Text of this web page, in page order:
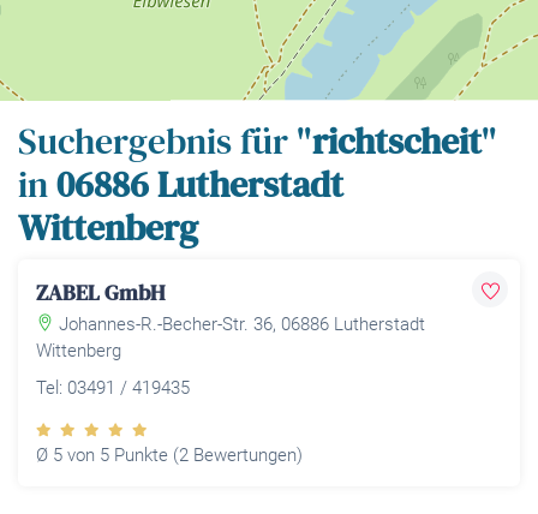
Suchergebnis für "richtscheit"
in06886 Lutherstadt
Wittenberg
ZABEL GmbH
Johannes-R.-Becher-Str. 36, 06886 Lutherstadt
Wittenberg
Tel: 03491 / 419435
Ø 5 von 5 Punkte (2 Bewertungen)